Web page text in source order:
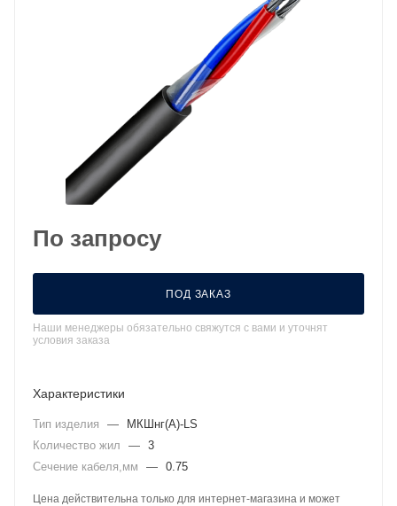
По запросу
ПОД ЗАКАЗ
Наши менеджеры обязательно свяжутся с вами и уточнят
условия заказа
Характеристики
Тип изделия —
МКШнг(А)-LS
Количество жил
— 3
Сечение кабеля,мм
— 0.75
Цена действительна только для интернет-магазина и может